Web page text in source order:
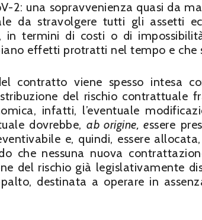
2: una sopravvenienza quasi da
da stravolgere tutti gli assetti
in termini di costi o di
effetti protratti nel tempo e che
contratto viene spesso intesa
del rischio contrattuale
infatti, l’eventuale
dovrebbe,ab origine, essere
e, quindi, essere
che nessuna nuova
del rischio già legislativamente
destinata a operare in